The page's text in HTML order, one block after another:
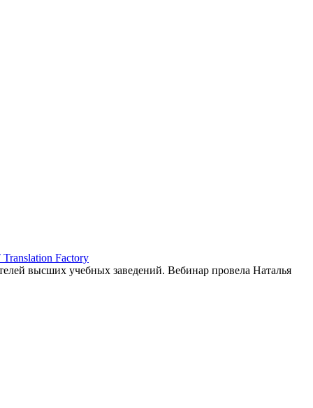
Factory
высших учебных заведений. Вебинар провела Наталья